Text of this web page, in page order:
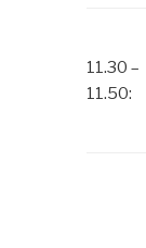
11.30 –
11.50: